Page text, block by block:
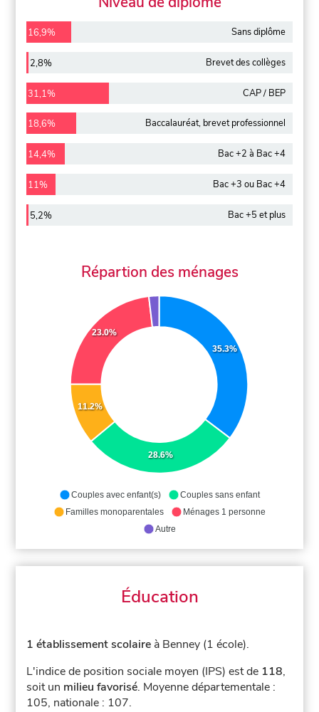
16,9% Sans diplôme
2,8% Brevet des collèges
31,1% CAP / BEP
18,6% Baccalauréat, brevet professionnel
14,4% Bac +2 à Bac +4
11% Bac +3 ou Bac +4
5,2% Bac +5 et plus
Répartion des ménages
35.3%
28.6%
11.2%
23.0%
Couples avec enfant(s)
Couples sans enfant
Familles monoparentales
Ménages 1 personne
Autre
Éducation
1 établissement scolaire à Benney (1 école).
L'indice de position sociale moyen (IPS) est de 118,
soit un milieu favorisé. Moyenne départementale :
105, nationale : 107.